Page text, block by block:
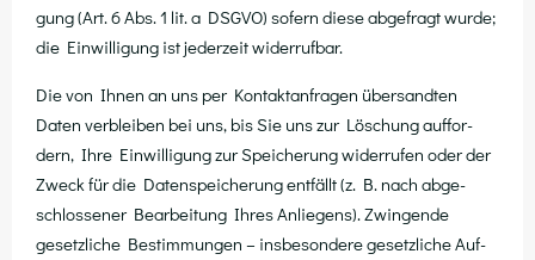
gung (Art. 6 Abs. 1 lit. a DSGVO) sofern die­se abge­fragt wur­de;
die Ein­wil­li­gung ist jeder­zeit widerrufbar.
Die von Ihnen an uns per Kon­takt­an­fra­gen über­sand­ten
Daten ver­blei­ben bei uns, bis Sie uns zur Löschung auf­for­
dern, Ihre Ein­wil­li­gung zur Spei­che­rung wider­ru­fen oder der
Zweck für die Daten­spei­che­rung ent­fällt (z. B. nach abge­
schlos­se­ner Bear­bei­tung Ihres Anlie­gens). Zwin­gen­de
gesetz­li­che Bestim­mun­gen – ins­be­son­de­re gesetz­li­che Auf­